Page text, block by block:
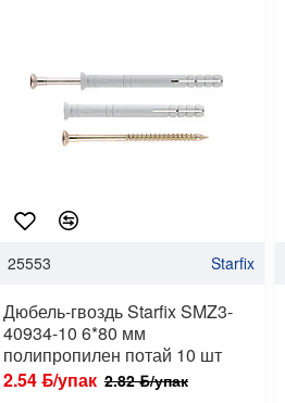
25553 Starfix
Дюбель-гвоздь Starfix SMZ3-
40934-10 6*80 мм
полипропилен потай 10 шт
2.54 ƃ/упак 2.82 ƃ/упак